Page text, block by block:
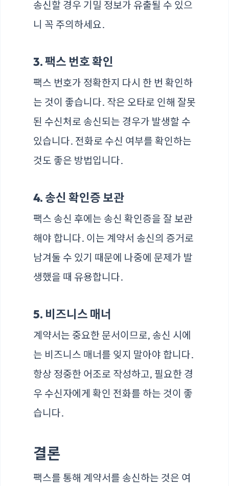
송신할 경우 기밀 정보가 유출될 수 있으
니 꼭 주의하세요.
3. 팩스 번호 확인
팩스 번호가 정확한지 다시 한 번 확인하
는 것이 좋습니다. 작은 오타로 인해 잘못
된 수신처로 송신되는 경우가 발생할 수
있습니다. 전화로 수신 여부를 확인하는
것도 좋은 방법입니다.
4. 송신 확인증 보관
팩스 송신 후에는 송신 확인증을 잘 보관
해야 합니다. 이는 계약서 송신의 증거로
남겨둘 수 있기 때문에 나중에 문제가 발
생했을 때 유용합니다.
5. 비즈니스 매너
계약서는 중요한 문서이므로, 송신 시에
는 비즈니스 매너를 잊지 말아야 합니다.
항상 정중한 어조로 작성하고, 필요한 경
우 수신자에게 확인 전화를 하는 것이 좋
습니다.
결론
팩스를 통해 계약서를 송신하는 것은 여